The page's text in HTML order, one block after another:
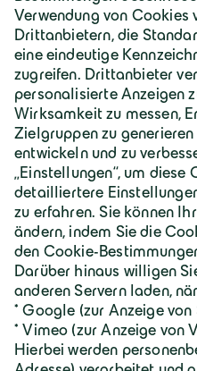
Geiger Gruppe
Über Geiger
Karriere